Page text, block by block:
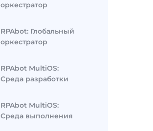
оркестратор
RPAbot: Глобальный
оркестратор
RPAbot MultiOS:
Среда разработки
RPAbot MultiOS:
Среда выполнения